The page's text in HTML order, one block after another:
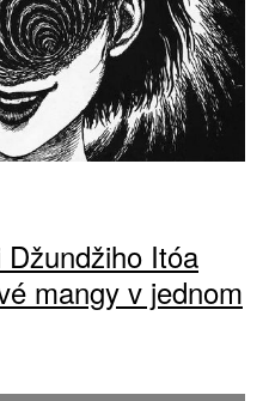
Itóa
mangy v jednom